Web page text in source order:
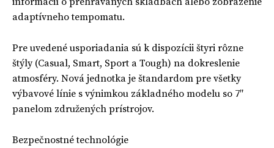
adaptívneho tempomatu.
Pre uvedené usporiadania sú k dispozícii štyri rôzne
štýly (Casual, Smart, Sport a Tough) na dokreslenie
atmosféry. Nová jednotka je štandardom pre všetky
výbavové línie s výnimkou základného modelu so 7″
panelom združených prístrojov.
Bezpečnostné technológie